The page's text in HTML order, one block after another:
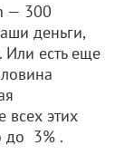
— 300
деньги,
есть еще
всех этих
до 3% .